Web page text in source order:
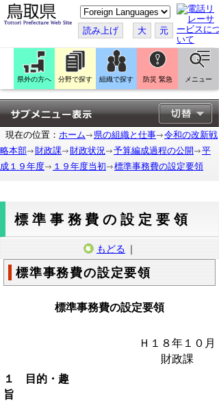
こ
の
ペ
ー
ジ
翻
訳
す
る
読み上げ 大 元
県外の方へ 分野で探す 組織で探す 防災 緊急 メニュー
現在の位置： ホーム 県の組織と仕事
令和の改新戦
略本部
財政課 財政状況 予算編成過程の公開
平
成１９年度
１９年度当初 標準事務費の設定要領
標準事務費の設定要領
もどる ｜
標準事務費の設定要領
標準事務費の設定要領
Ｈ１８年１０月
財政課
１ 目的・趣
旨